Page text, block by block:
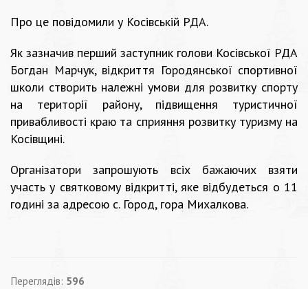
Про це повідомили у Косівській РДА.
Як зазначив перший заступник голови Косівської РДА
Богдан Марчук, відкриття Городянської спортивної
школи створить належні умови для розвитку спорту
на території району, підвищення туристичної
привабливості краю та сприяння розвитку туризму на
Косівщині.
Організатори запрошують всіх бажаючих взяти
участь у святковому відкритті, яке відбудеться о 11
годині за адресою с. Город, гора Михалкова.
Переглядів: 596